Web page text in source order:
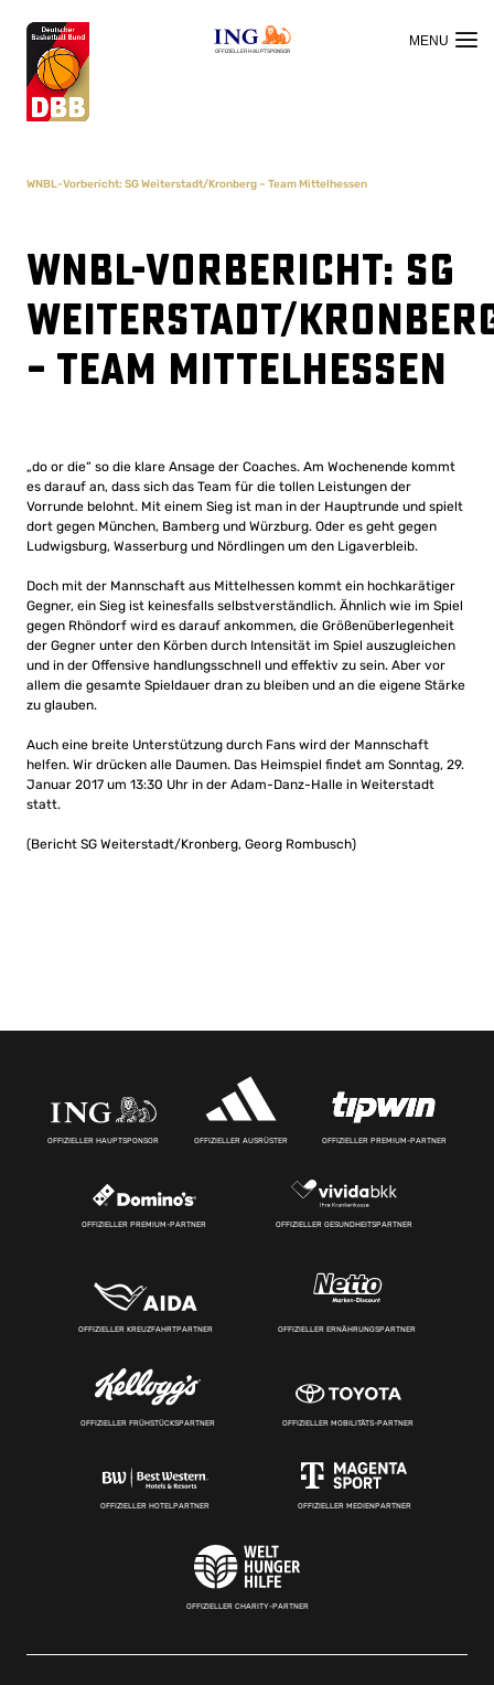
OFFIZIELLER HAUPTSPONSOR
WNBL-Vorbericht: SG Weiterstadt/Kronberg – Team Mittelhessen
WNBL-Vorbericht: SG
Weiterstadt/
– Team Mittelhessen
„do or die“ so die klare Ansage der Coaches. Am Wochenende kommt
es darauf an, dass sich das Team für die tollen Leistungen der
Vorrunde belohnt. Mit einem Sieg ist man in der Hauptrunde und spielt
dort gegen München, Bamberg und Würzburg. Oder es geht gegen
Ludwigsburg, Wasserburg und Nördlingen um den Ligaverbleib.
Doch mit der Mannschaft aus Mittelhessen kommt ein hochkarätiger
Gegner, ein Sieg ist keinesfalls selbstverständlich. Ähnlich wie im Spiel
gegen Rhöndorf wird es darauf ankommen, die Größenüberlegenheit
der Gegner unter den Körben durch Intensität im Spiel auszugleichen
und in der Offensive handlungsschnell und effektiv zu sein. Aber vor
allem die gesamte Spieldauer dran zu bleiben und an die eigene Stärke
zu glauben.
Auch eine breite Unterstützung durch Fans wird der Mannschaft
helfen. Wir drücken alle Daumen. Das Heimspiel findet am Sonntag, 29.
Januar 2017 um 13:30 Uhr in der Adam-Danz-Halle in Weiterstadt
statt.
(Bericht SG Weiterstadt/Kronberg, Georg Rombusch)
OFFIZIELLER HAUPTSPONSOR OFFIZIELLER AUSRÜSTER OFFIZIELLER PREMIUM-PARTNER
OFFIZIELLER PREMIUM-PARTNER OFFIZIELLER GESUNDHEITSPARTNER
OFFIZIELLER KREUZFAHRTPARTNER OFFIZIELLER ERNÄHRUNGSPARTNER
OFFIZIELLER FRÜHSTÜCKSPARTNER OFFIZIELLER MOBILITÄTS-PARTNER
OFFIZIELLER HOTELPARTNER OFFIZIELLER MEDIENPARTNER
OFFIZIELLER CHARITY-PARTNER